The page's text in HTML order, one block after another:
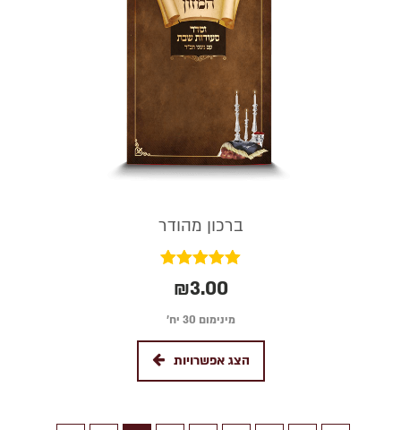
ברכון מהודר
דורג
5.00
₪3.00
מינימום 30 יח׳
הצג אפשרויות